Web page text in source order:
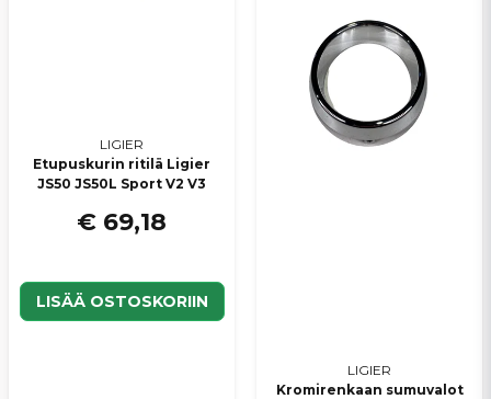
LIGIER
Etupuskurin ritilä Ligier
JS50 JS50L Sport V2 V3
€ 69,18
LISÄÄ OSTOSKORIIN
LIGIER
Kromirenkaan sumuvalot
Lähetä kysymys